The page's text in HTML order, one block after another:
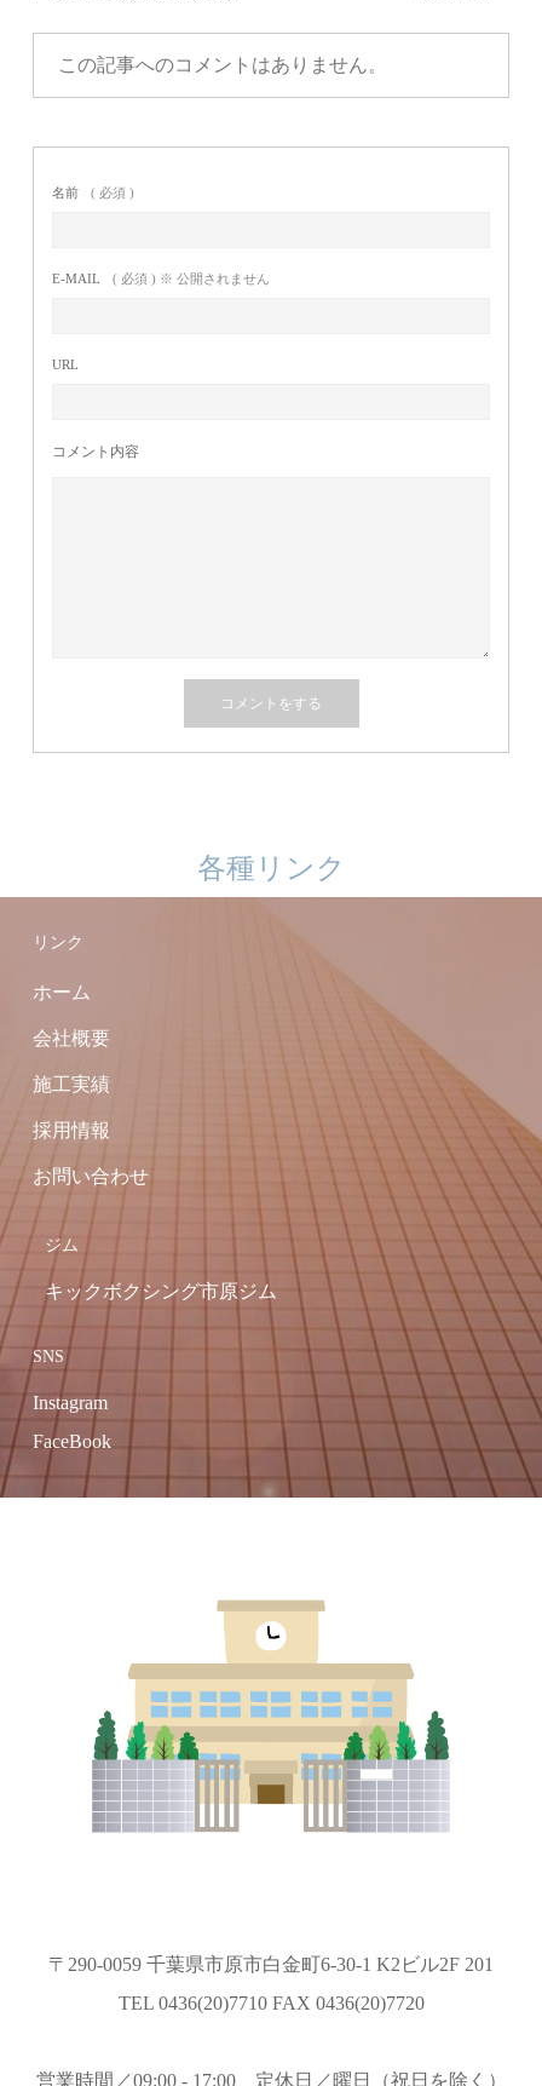
この記事へのコメントはありません。
名前 ( 必須 )
E-MAIL ( 必須 ) ※ 公開されません
URL
コメント内容
各種リンク
リンク
ホーム
会社概要
施工実績
採用情報
お問い合わせ
ジム
キックボクシング市原ジム
SNS
Instagram
FaceBook
〒290-0059 千葉県市原市白金町6-30-1 K2ビル2F 201
TEL 0436(20)7710 FAX 0436(20)7720
営業時間／09:00 - 17:00 定休日／曜日（祝日を除く）